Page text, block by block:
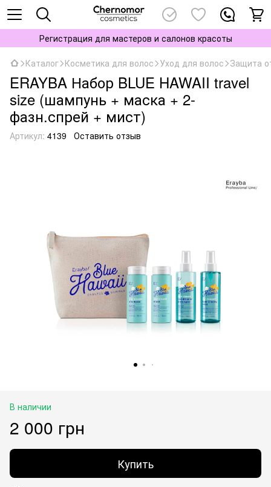
Регистрация для мастеров и салонов красоты
Каталог Косметика для волос Уход для волос Защита
ERAYBA Набор BLUE HAWAII travel
size (шампунь + маска + 2-
фазн.спрей + мист)
Артикул: 4139 Оставить отзыв
В наличии
2 000 грн
Купить